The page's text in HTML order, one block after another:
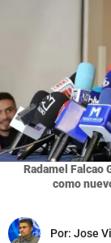
Radamel Falcao
como
Por: Jose